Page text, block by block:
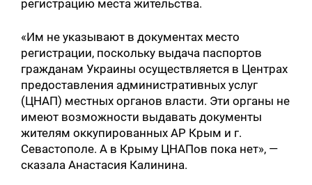
регистрацию места жительства.
«Им не указывают в документах место
регистрации, поскольку выдача паспортов
гражданам Украины осуществляется в Центрах
предоставления административных услуг
(ЦНАП) местных органов власти. Эти органы не
имеют возможности выдавать документы
жителям оккупированных АР Крым и г.
Севастополе. А в Крыму ЦНАПов пока нет», —
сказала Анастасия Калинина.